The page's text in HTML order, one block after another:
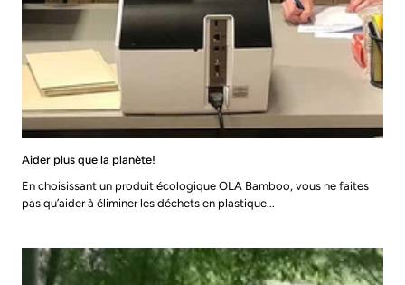
Aider plus que la planète!
En choisissant un produit écologique OLA Bamboo, vous ne faites
pas qu’aider à éliminer les déchets en plastique...